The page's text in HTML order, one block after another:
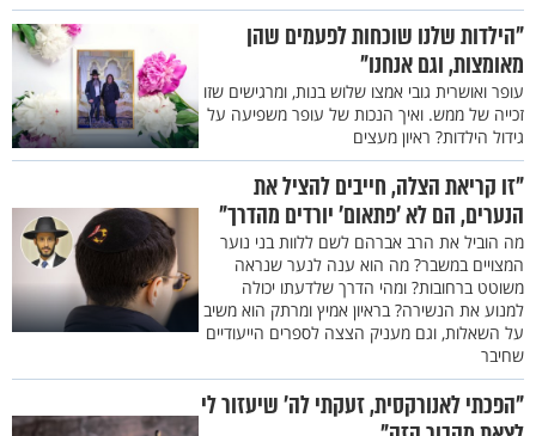
"הילדות שלנו שוכחות לפעמים שהן
מאומצות, וגם אנחנו"
עופר ואושרית גובי אמצו שלוש בנות, ומרגישים שזו
זכייה של ממש. ואיך הנכות של עופר משפיעה על
גידול הילדות? ראיון מעצים
"זו קריאת הצלה, חייבים להציל את
הנערים, הם לא 'פתאום' יורדים מהדרך"
מה הוביל את הרב אברהם לשם ללוות בני נוער
המצויים במשבר? מה הוא ענה לנער שנראה
משוטט ברחובות? ומהי הדרך שלדעתו יכולה
למנוע את הנשירה? בראיון אמיץ ומרתק הוא משיב
על השאלות, וגם מעניק הצצה לספרים הייעודיים
שחיבר
"הפכתי לאנורקסית, זעקתי לה’ שיעזור לי